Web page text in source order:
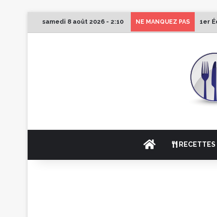
samedi 8 août 2026 - 2:10 NE MANQUEZ PAS 1er
ACCUEIL